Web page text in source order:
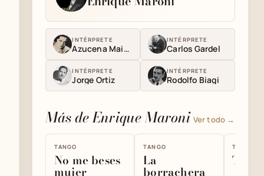
INTÉRPRETE
Azucena Maizani
INTÉRPRETE
Carlos Gardel
INTÉRPRETE
Jorge Ortiz
INTÉRPRETE
Rodolfo Biagi
Más de Enrique Maroni Ver todo →
TANGO
No me beses
mujer
TANGO
La
borrachera
TANGO